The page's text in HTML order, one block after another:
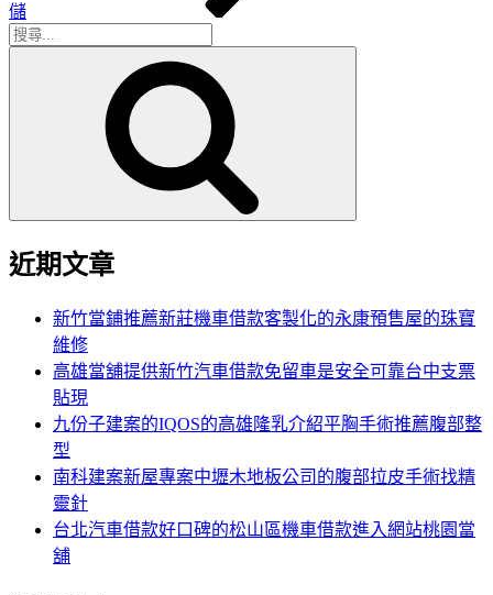
儲
搜
近期文章
新竹當鋪推薦新莊機車借款客製化的永康預售屋的珠寶
維修
高雄當舖提供新竹汽車借款免留車是安全可靠台中支票
貼現
九份子建案的IQOS的高雄隆乳介紹平胸手術推薦腹部整
型
南科建案新屋專案中壢木地板公司的腹部拉皮手術找精
靈針
台北汽車借款好口碑的松山區機車借款進入網站桃園當
舖